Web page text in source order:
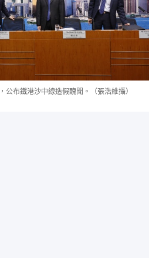
公布鐵港沙中線造假醜聞。（張浩維攝）